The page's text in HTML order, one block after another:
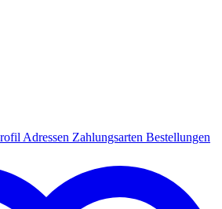
Adressen Zahlungsarten Bestellungen